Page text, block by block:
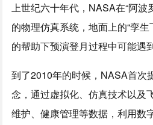
上世纪六十年代，NASA在“阿波
的物理仿真系统，地面上的“孪
的帮助下预演登月过程中可能遇
到了2010年的时候，NASA首次
念，通过虚拟化、仿真技术以及
维护、健康管理等数据，利用数